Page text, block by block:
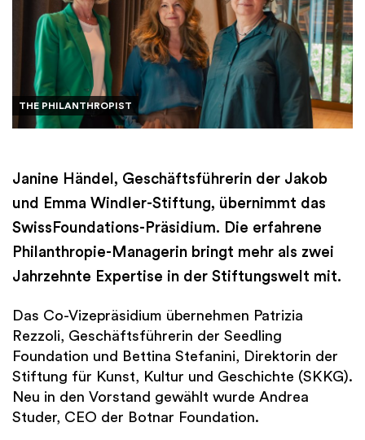
THE PHILANTHROPIST
Janine Händel, Geschäftsführerin der Jakob
und Emma Windler-Stiftung, übernimmt das
SwissFoundations-Präsidium. Die erfahrene
Philanthropie-Managerin bringt mehr als zwei
Jahrzehnte Expertise in der Stiftungswelt mit.
Das Co-Vizepräsidium übernehmen Patrizia
Rezzoli, Geschäftsführerin der Seedling
Foundation und Bettina Stefanini, Direktorin der
Stiftung für Kunst, Kultur und Geschichte (SKKG).
Neu in den Vorstand gewählt wurde Andrea
Studer, CEO der Botnar Foundation.